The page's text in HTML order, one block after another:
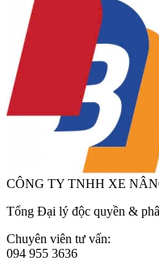
CÔNG TY TNHH XE
Tổng Đại lý độc quyền &
Chuyên viên tư vấn:
094 955 3636